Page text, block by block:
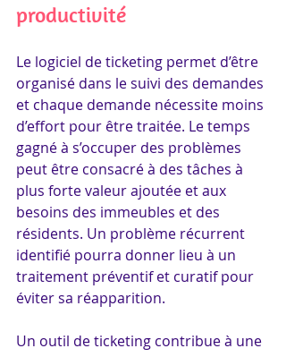
productivité
Le logiciel de ticketing permet d’être
organisé dans le suivi des demandes
et chaque demande nécessite moins
d’effort pour être traitée. Le temps
gagné à s’occuper des problèmes
peut être consacré à des tâches à
plus forte valeur ajoutée et aux
besoins des immeubles et des
résidents. Un problème récurrent
identifié pourra donner lieu à un
traitement préventif et curatif pour
éviter sa réapparition.
Un outil de ticketing contribue à une